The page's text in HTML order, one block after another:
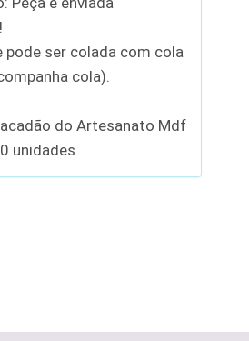
pode ser colada com cola
cola).
do Artesanato Mdf
unidades